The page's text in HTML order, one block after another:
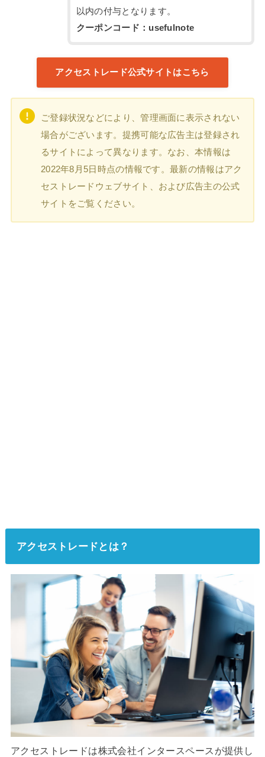
以内の付与となります。
クーポンコード：usefulnote
アクセストレード公式サイトはこちら
ご登録状況などにより、管理画面に表示されない
場合がございます。提携可能な広告主は登録され
るサイトによって異なります。なお、本情報は
2022年8月5日時点の情報です。最新の情報はアク
セストレードウェブサイト、および広告主の公式
サイトをご覧ください。
アクセストレードとは？
アクセストレードは株式会社インタースペースが提供し